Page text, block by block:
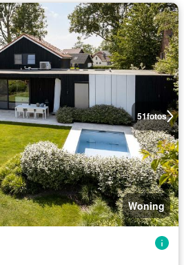
51fotos
Woning